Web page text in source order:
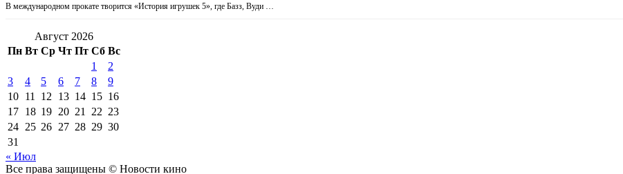
В международном прокате творится «История игрушек 5», где Базз, Вуди …
Август 2026
Пн Вт Ср Чт Пт Сб Вс
1
2
3
4 5 6 7 8
9
10 11 12 13 14 15 16
17 18 19 20 21 22 23
24 25 26 27 28 29 30
31
« Июл
Все права защищены © Новости кино